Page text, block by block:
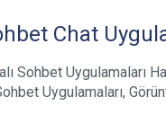
Chat
Sohbet Uygulamaları
Uygulamaları,